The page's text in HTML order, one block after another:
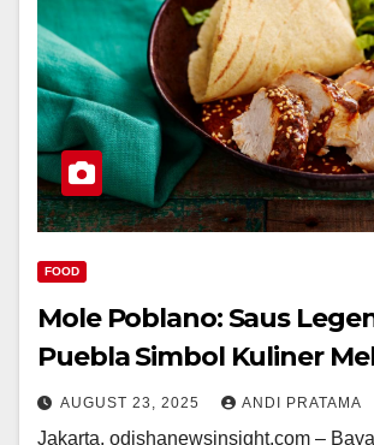
FOOD
Mole Poblano: Saus
Puebla Simbol Kuliner
AUGUST 23, 2025 ANDI PRATAMA
Jakarta, odishanewsinsight.com –